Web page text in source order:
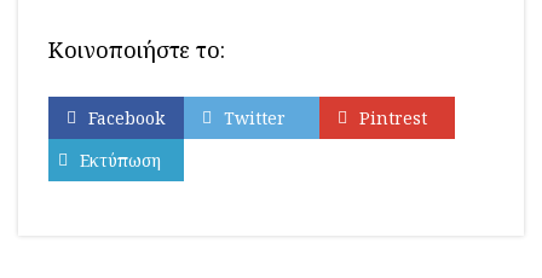
Κοινοποιήστε το:
Facebook Twitter
Pintrest
Εκτύπωση